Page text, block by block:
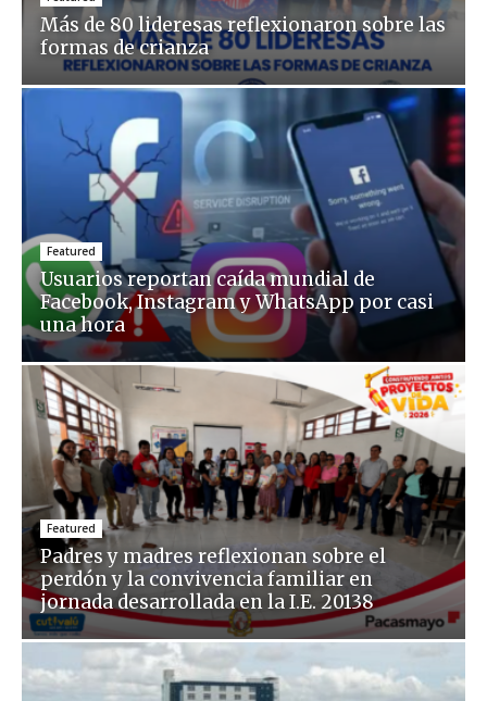
Más de 80 lideresas reflexionaron sobre las
formas de crianza
Featured
Usuarios reportan caída mundial de
Facebook, Instagram y WhatsApp por casi
una hora
Featured
Padres y madres reflexionan sobre el
perdón y la convivencia familiar en
jornada desarrollada en la I.E. 20138